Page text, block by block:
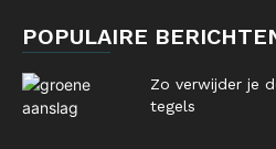
POPULAIRE
Zo verwijder je
tegels